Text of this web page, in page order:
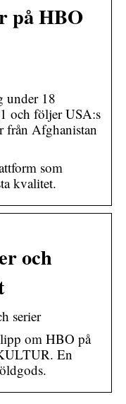
på HBO
under 18
och följer USA:s
från Afghanistan
som
kvalitet.
och
serier
om HBO på
En